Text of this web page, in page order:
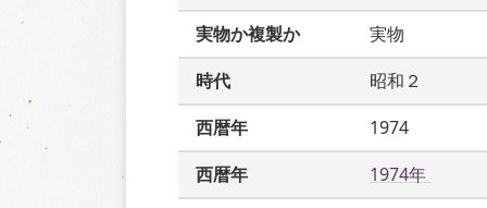
実物か複製か
実物
時代
昭和２
西暦年
1974
西暦年
1974年